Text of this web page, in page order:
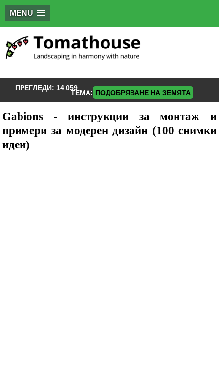
MENU
ПРЕГЛЕДИ: 14 059
ТЕМА: ПОДОБРЯВАНЕ НА ЗЕМЯТА
Gabions - инструкции за монтаж и
примери за модерен дизайн (100 снимки
идеи)